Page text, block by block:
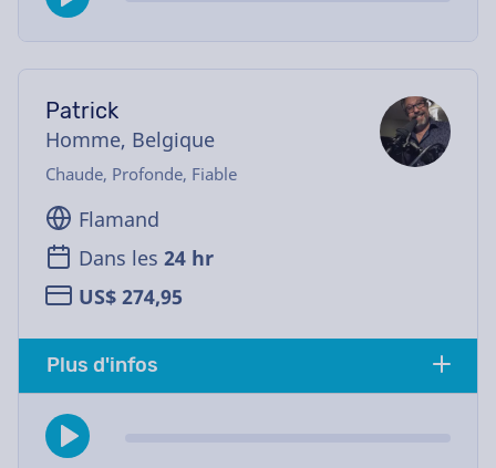
Patrick
Homme, Belgique
Chaude, Profonde, Fiable
Flamand
Dans les 24 hr
US$ 274,95
Plus d'infos